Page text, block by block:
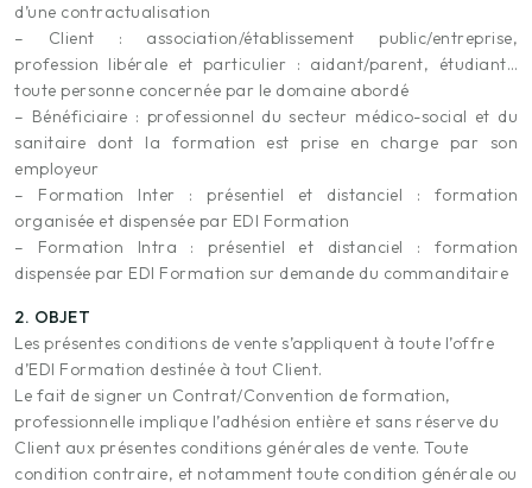
d’une contractualisation
– Client : association/établissement public/entreprise,
profession libérale et particulier : aidant/parent, étudiant…
toute personne concernée par le domaine abordé
– Bénéficiaire : professionnel du secteur médico-social et du
sanitaire dont la formation est prise en charge par son
employeur
– Formation Inter : présentiel et distanciel : formation
organisée et dispensée par EDI Formation
– Formation Intra : présentiel et distanciel : formation
dispensée par EDI Formation sur demande du commanditaire
2. OBJET
Les présentes conditions de vente s’appliquent à toute l’offre
d’EDI Formation destinée à tout Client.
Le fait de signer un Contrat/Convention de formation,
professionnelle implique l’adhésion entière et sans réserve du
Client aux présentes conditions générales de vente. Toute
condition contraire, et notamment toute condition générale ou